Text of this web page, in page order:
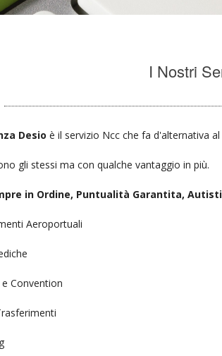
I Nostri
Desioè il servizio Ncc che fa d'alternativa
gli stessi ma con qualche vantaggio in più.
in Ordine, Puntualità Garantita,
Aeroportuali
Convention